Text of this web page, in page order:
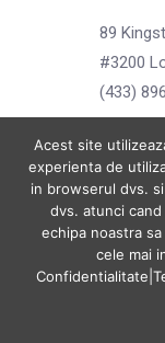
89
#3200
(433)
Copyright 2019 by
Acest site
experienta de
in browserul dvs.
dvs. atunci
echipa noastra
cele mai
Confidentialitate